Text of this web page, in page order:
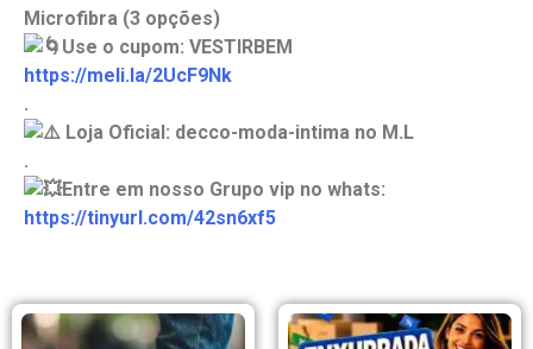
Microfibra (3 opções)
Use o cupom: VESTIRBEM
https://meli.la/2UcF9Nk
.
Loja Oficial: decco-moda-intima no M.L
.
Entre em nosso Grupo vip no whats:
https://tinyurl.com/42sn6xf5